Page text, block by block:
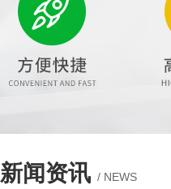
新闻资讯 / NEWS